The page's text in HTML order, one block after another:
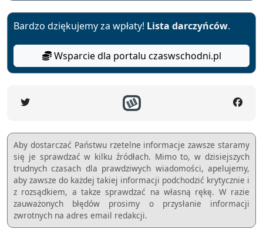
Bardzo dziękujemy za wpłaty! Lista darczyńców.
Wsparcie dla portalu czaswschodni.pl
Aby dostarczać Państwu rzetelne informacje zawsze staramy
się je sprawdzać w kilku źródłach. Mimo to, w dzisiejszych
trudnych czasach dla prawdziwych wiadomości, apelujemy,
aby zawsze do każdej takiej informacji podchodzić krytycznie i
z rozsądkiem, a takze sprawdzać na własną rękę. W razie
zauważonych błędów prosimy o przysłanie informacji
zwrotnych na adres email redakcji.